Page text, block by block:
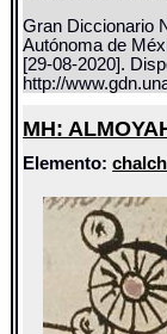
Gran Diccionario
Autónoma de
[29-08-2020].
http://
MH:
Elemento: